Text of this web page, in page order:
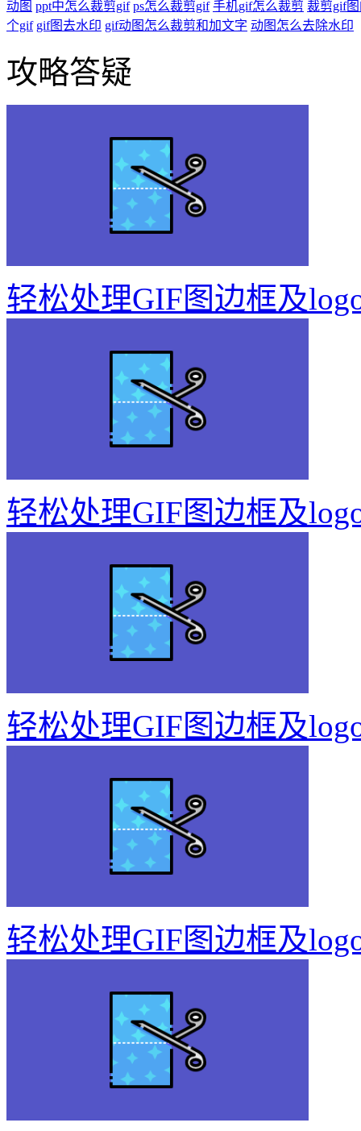
动图 ppt中怎么裁剪gif ps怎么裁剪gif 手机gif怎么裁剪 裁剪gif
个gif gif图去水印 gif动图怎么裁剪和加文字 动图怎么去除水印
攻略答疑
轻松处理GIF图边框及
轻松处理GIF图边框及
轻松处理GIF图边框及
轻松处理GIF图边框及